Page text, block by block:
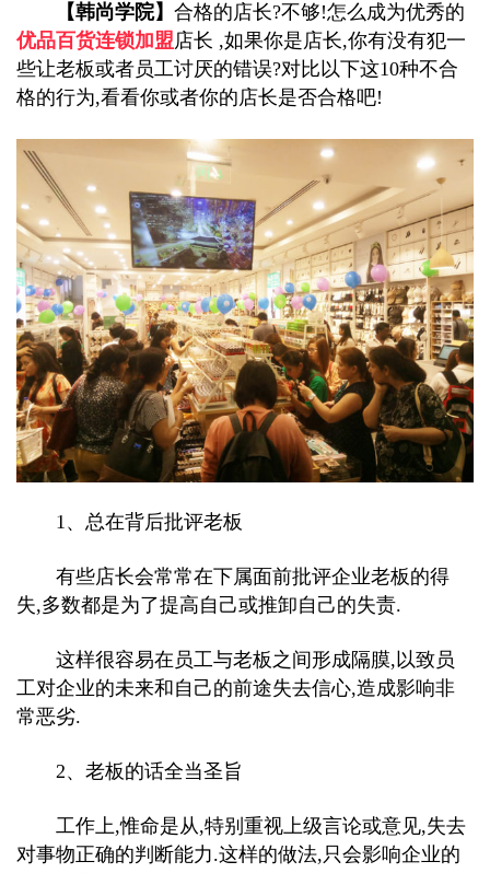
【韩尚学院】 合格的店长?不够!怎么成为优秀的
优品百货连锁加盟店长 ,如果你是店长,你有没有犯一
些让老板或者员工讨厌的错误?对比以下这10种不合
格的行为,看看你或者你的店长是否合格吧!
1、总在背后批评老板
有些店长会常常在下属面前批评企业老板的得
失,多数都是为了提高自己或推卸自己的失责.
这样很容易在员工与老板之间形成隔膜,以致员
工对企业的未来和自己的前途失去信心,造成影响非
常恶劣.
2、老板的话全当圣旨
工作上,惟命是从,特别重视上级言论或意见,失去
对事物正确的判断能力.这样的做法,只会影响企业的